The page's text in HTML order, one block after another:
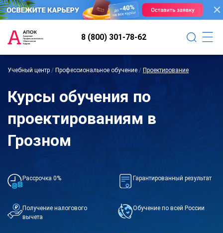
8 (800) 301-78-62
Учебный центр / Профессиональное обучение / Проектирование
Курсы обучения по
проектированиям в
Грозном
Рассрочка 0% Гарантированный результат
Получение налогового
вычета
Обучение по всей России